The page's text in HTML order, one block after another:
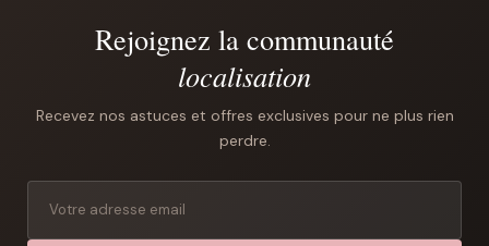
Rejoignez la communauté
localisation
Recevez nos astuces et offres exclusives pour ne plus rien
perdre.